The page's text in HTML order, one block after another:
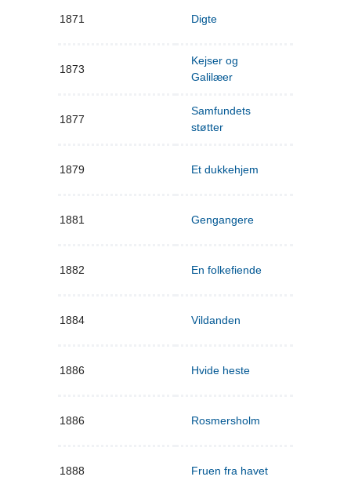
1871 Digte
1873
Kejser og
Galilæer
1877
Samfundets
støtter
1879 Et dukkehjem
1881 Gengangere
1882 En folkefiende
1884 Vildanden
1886 Hvide heste
1886 Rosmersholm
1888 Fruen fra havet